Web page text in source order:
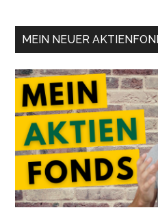
MEIN NEUER